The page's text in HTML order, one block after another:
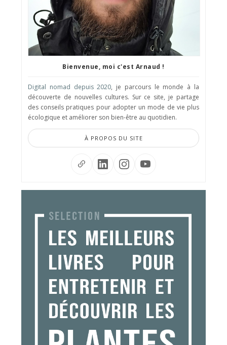
Bienvenue, moi c'est Arnaud !
Digital nomad depuis 2020, je parcours le monde à la
découverte de nouvelles cultures. Sur ce site, je partage
des conseils pratiques pour adopter un mode de vie plus
écologique et améliorer son bien-être au quotidien.
À PROPOS DU SITE